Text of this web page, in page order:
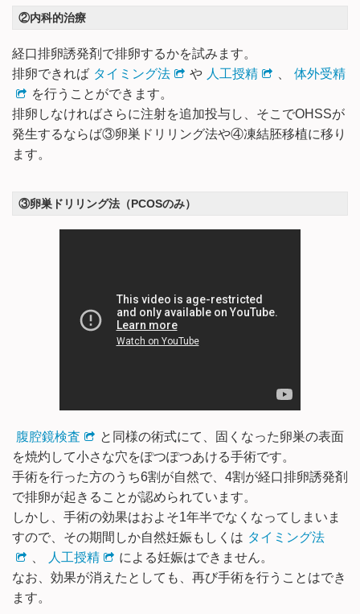
②内科的治療
経口排卵誘発剤で排卵するかを試みます。
排卵できれば タイミング法 や 人工授精 、
体外受精
を行うことができます。
排卵しなければさらに注射を追加投与し、そこでOHSSが
発生するならば③卵巣ドリリング法や④凍結胚移植に移り
ます。
③卵巣ドリリング法（PCOSのみ）
腹腔鏡検査
と同様の術式にて、固くなった卵巣の表面
を焼灼して小さな穴をぽつぽつあける手術です。
手術を行った方のうち6割が自然で、4割が経口排卵誘発剤
で排卵が起きることが認められています。
しかし、手術の効果はおよそ1年半でなくなってしまいま
すので、その期間しか自然妊娠もしくは タイミング法
、
人工授精
による妊娠はできません。
なお、効果が消えたとしても、再び手術を行うことはでき
ます。